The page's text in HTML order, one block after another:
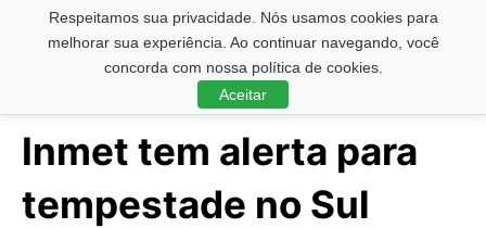
Respeitamos sua privacidade. Nós usamos cookies para
melhorar sua experiência. Ao continuar navegando, você
concorda com nossa política de cookies.
Aceitar
Pesquisar ...
Inmet tem alerta para
tempestade no Sul